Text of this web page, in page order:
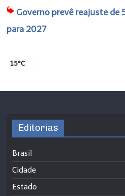
Governo prevê reajuste de
para 2027
15°C
Editorias
Brasil
Cidade
Estado